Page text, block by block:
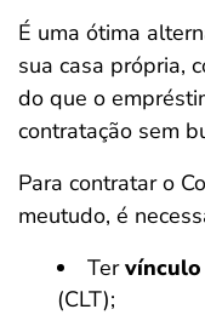
É uma ótima
sua casa própria,
do que o
contratação sem
Para contratar o
meutudo, é
Ter
(CLT);